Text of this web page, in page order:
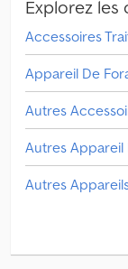
Explorez les
Accessoires
Appareil De
Autres
Autres Appareil
Autres
Autres